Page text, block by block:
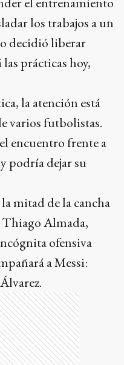
los trabajos a un
decidió liberar
prácticas hoy,
la atención está
varios futbolistas.
encuentro frente a
podría dejar su
mitad de la cancha
Almada,
ofensiva
a Messi: